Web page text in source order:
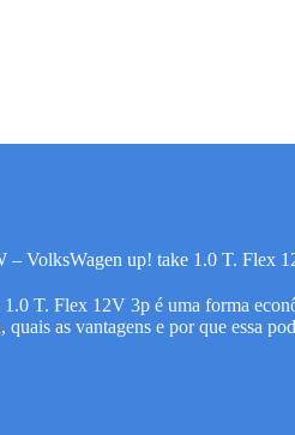
– VolksWagen up! take 1.0 T. Flex
T. Flex 12V 3p é uma forma
as vantagens e por que essa